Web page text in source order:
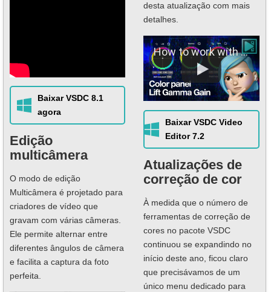
Baixar VSDC 8.1
agora
Edição
multicâmera
O modo de edição
Multicâmera é projetado para
criadores de vídeo que
gravam com várias câmeras.
Ele permite alternar entre
diferentes ângulos de câmera
e facilita a captura da foto
perfeita.
desta atualização com mais
detalhes.
How to work with Lift, Gamma & Gain color wheels
Baixar VSDC Video
Editor 7.2
Atualizações de
correção de cor
À medida que o número de
ferramentas de correção de
cores no pacote VSDC
continuou se expandindo no
início deste ano, ficou claro
que precisávamos de um
único menu dedicado para